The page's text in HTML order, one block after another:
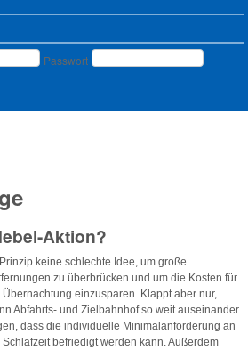
Passwort
Aktion?
keine schlechte Idee, um große
zu überbrücken und um die Kosten für
Übernachtung einzusparen. Klappt aber nur,
Abfahrts- und Zielbahnhof so weit auseinander
dass die individuelle Minimalanforderung an
Schlafzeit befriedigt werden kann. Außerdem